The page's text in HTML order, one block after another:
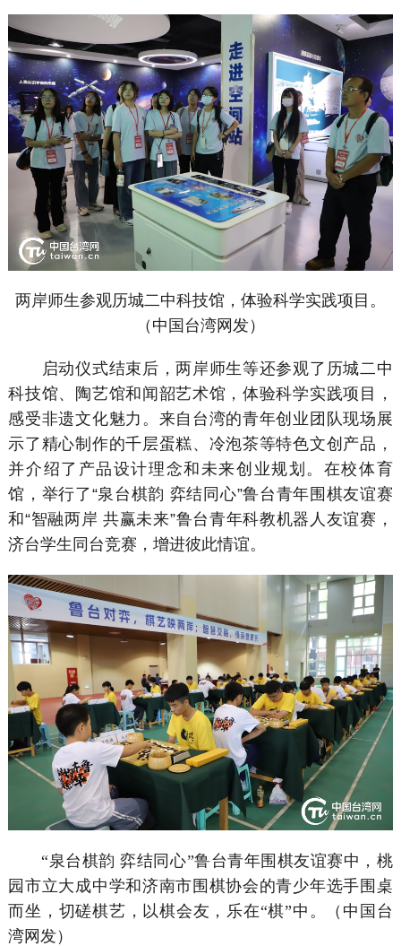
两岸师生参观历城二中科技馆，体验科学实践项目。
（中国台湾网发）
启动仪式结束后，两岸师生等还参观了历城二中
科技馆、陶艺馆和闻韶艺术馆，体验科学实践项目，
感受非遗文化魅力。来自台湾的青年创业团队现场展
示了精心制作的千层蛋糕、冷泡茶等特色文创产品，
并介绍了产品设计理念和未来创业规划。在校体育
馆，举行了“泉台棋韵 弈结同心”鲁台青年围棋友谊赛
和“智融两岸 共赢未来”鲁台青年科教机器人友谊赛，
济台学生同台竞赛，增进彼此情谊。
“泉台棋韵 弈结同心”鲁台青年围棋友谊赛中，桃
园市立大成中学和济南市围棋协会的青少年选手围桌
而坐，切磋棋艺，以棋会友，乐在“棋”中。（中国台
湾网发）